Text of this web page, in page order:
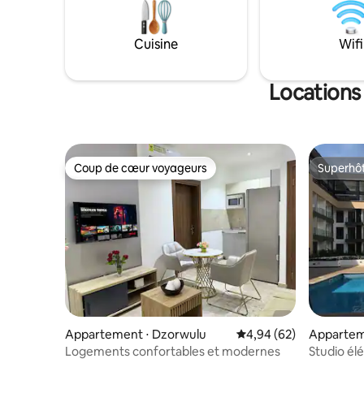
Cuisine Wifi
Coup de cœur voyageurs
Coup de cœur voyageurs
Appartement ⋅ Dzorwulu Évaluation moyenne
4,94 (62)
Logements confortables et modernes
Studio